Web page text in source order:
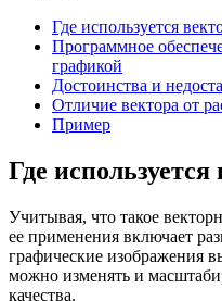
Где используется
Программное
графикой
Достоинства и
Отличие вектора от
Пример
Где
Учитывая, что такое
ее применения включает
графические изображения
можно изменять и
качества.